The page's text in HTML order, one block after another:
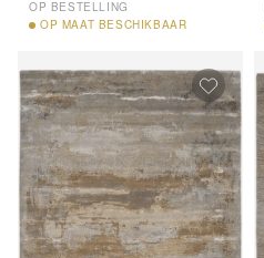
OP BESTELLING
OP MAAT BESCHIKBAAR